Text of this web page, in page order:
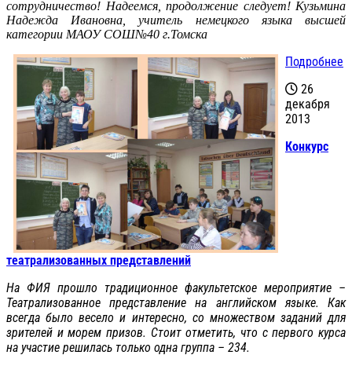
сотрудничество! Надеемся, продолжение следует! Кузьмина
Надежда Ивановна, учитель немецкого языка высшей
категории МАОУ СОШ№40 г.Томска
Подробнее
26
декабря
2013
Конкурс
театрализованных представлений
На ФИЯ прошло традиционное факультетское мероприятие –
Театрализованное представление на английском языке. Как
всегда было весело и интересно, со множеством заданий для
зрителей и морем призов. Стоит отметить, что с первого курса
на участие решилась только одна группа – 234.